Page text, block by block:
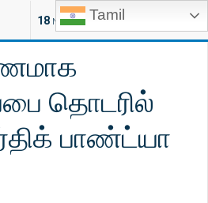
Tamil
18 NEW ARTICLES
விளையாட்டு
தொடரில்
பாண்ட்யா